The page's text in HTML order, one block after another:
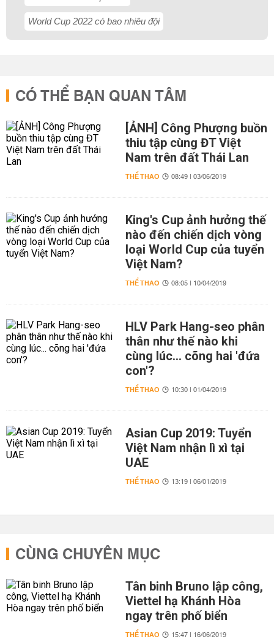
World Cup 2022 có bao nhiêu đội
CÓ THỂ BẠN QUAN TÂM
[ẢNH] Công Phượng buồn
thiu tập cùng ĐT Việt
Nam trên đất Thái Lan
THỂ THAO 08:49 | 03/06/2019
King's Cup ảnh hưởng thế
nào đến chiến dịch vòng
loại World Cup của tuyển
Việt Nam?
THỂ THAO 08:05 | 10/04/2019
HLV Park Hang-seo phân
thân như thế nào khi
cùng lúc... cõng hai 'đứa
con'?
THỂ THAO 10:30 | 01/04/2019
Asian Cup 2019: Tuyển
Việt Nam nhận lì xì tại
UAE
THỂ THAO 13:19 | 06/01/2019
CÙNG CHUYÊN MỤC
Tân binh Bruno lập công,
Viettel hạ Khánh Hòa
ngay trên phố biển
THỂ THAO 15:47 | 16/06/2019